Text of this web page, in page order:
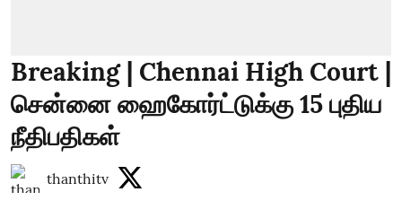
Breaking | Chennai High Court |
சென்னை ஹைகோர்ட்டுக்கு 15 புதிய
நீதிபதிகள்
thanthitv